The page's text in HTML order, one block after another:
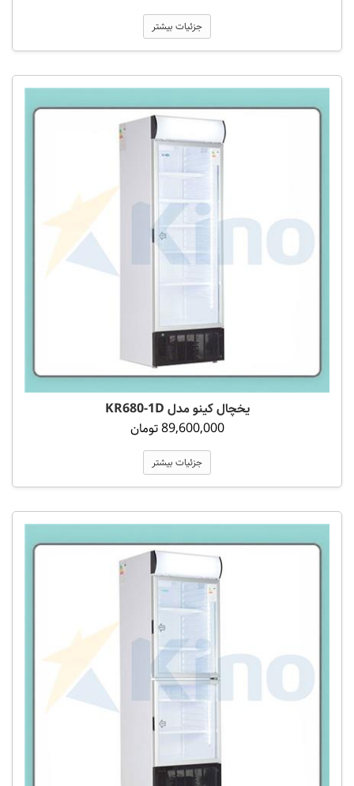
جزئیات بیشتر
یخچال کینو مدل KR680-1D
89,600,000 تومان
جزئیات بیشتر